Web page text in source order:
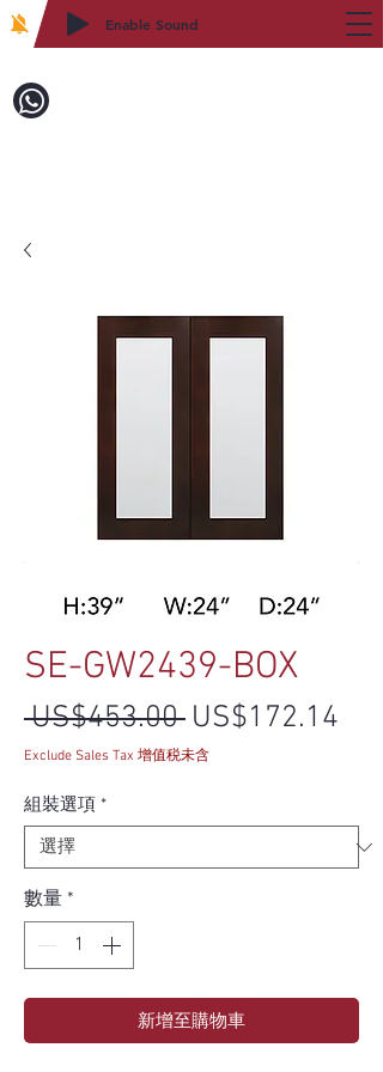
Enable Sound
SE-GW2439-BOX
US$453.00 一般價格
US$172.14
Exclude Sales Tax 增值税未含
組裝選項 *
數量 *
新增至購物車